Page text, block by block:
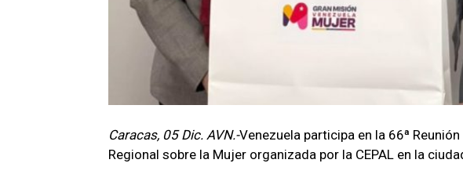
Caracas, 05 Dic. AVN.-Venezuela participa en la 66ª
Regional sobre la Mujer organizada por la CEPAL en la